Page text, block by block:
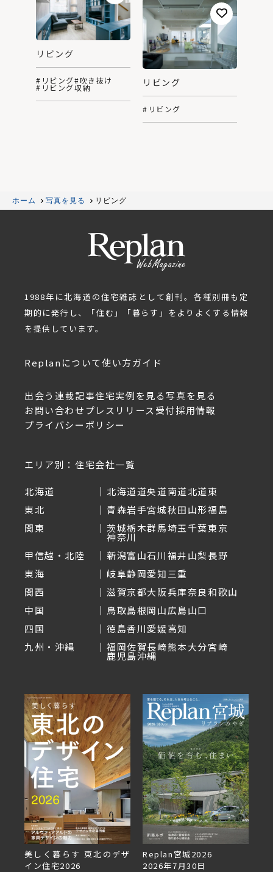
リビング
#リビング#吹き抜け
#リビング収納 リビング
#リビング
ホーム 写真を見る リビング
1988年に北海道の住宅雑誌として創刊。各種別冊も定
期的に発行し、「住む」「暮らす」をよりよくする情報
を提供しています。
Replanについて使い方ガイド
出会う 連載記事住宅実例を見る写真を見る
お問い合わせ プレスリリース受付採用情報
プライバシーポリシー
エリア別：住宅会社一覧
北海道 北海道道央道南道北道東
東北
青森岩手宮城秋田山形福島
関東
茨城栃木群馬埼玉千葉東京
神奈川
甲信越・北陸
新潟富山石川福井山梨長野
東海
岐阜静岡愛知三重
関西
滋賀京都大阪兵庫奈良和歌山
中国
鳥取島根岡山広島山口
四国
徳島香川愛媛高知
九州・沖縄
福岡佐賀長崎熊本大分宮崎
鹿児島沖縄
く暮らす 東北のデザ
住宅2026
Replan宮城2026
2026年7月30日